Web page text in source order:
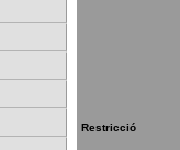
Restricció